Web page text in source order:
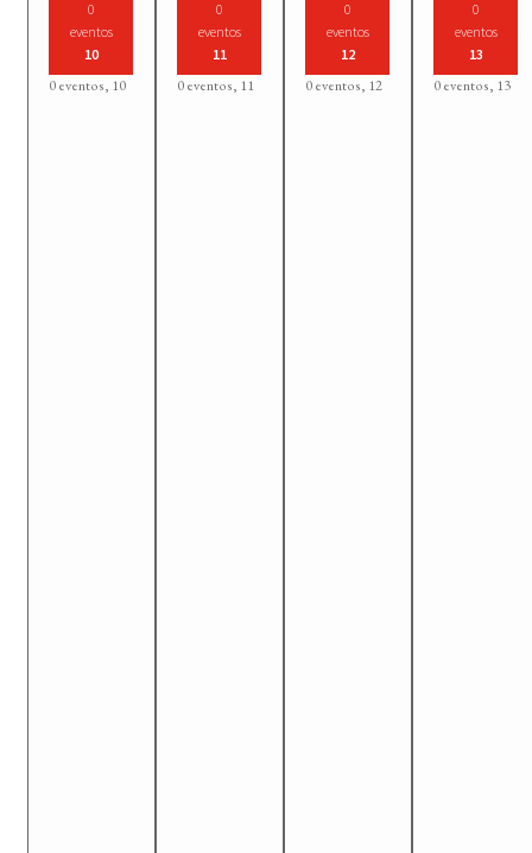
0
eventos
10
0 eventos, 10
0
eventos
11
0 eventos, 11
0
eventos
12
0 eventos, 12
0
eventos
13
0 eventos, 13